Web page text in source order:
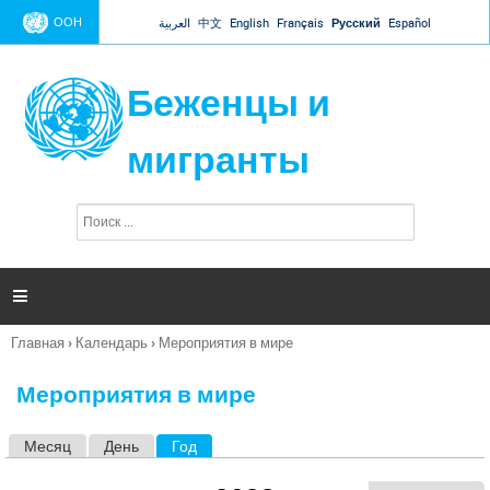
Jump to navigation
ООН العربية 中文 English Français Русский Español
Беженцы и
мигранты
п
и

Вы
Главная › Календарь › Мероприятия в мире
Мероприятия в мире
Месяц День Год